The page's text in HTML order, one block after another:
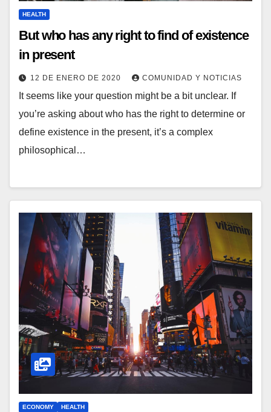
HEALTH
But who has any right to find of existence
in present
12 DE ENERO DE 2020 COMUNIDAD Y NOTICIAS
It seems like your question might be a bit unclear. If
you’re asking about who has the right to determine or
define existence in the present, it’s a complex
philosophical…
ECONOMY HEALTH